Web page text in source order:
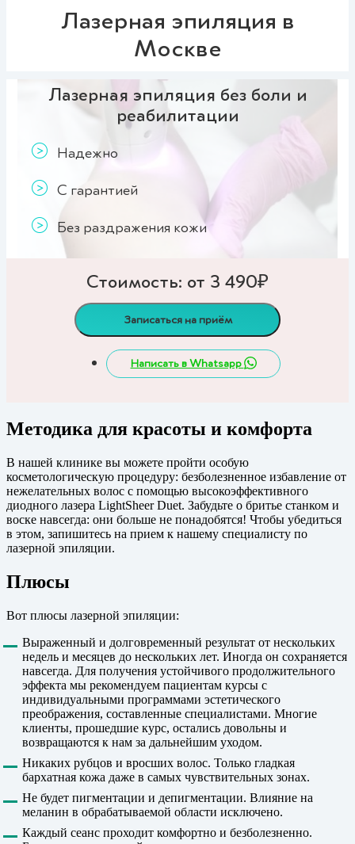
Лазерная эпиляция в
Москве
Лазерная эпиляция без боли и
реабилитации
Надежно
С гарантией
Без раздражения кожи
Стоимость: от 3 490₽
Записаться на приём
Написать в Whatsapp
Методика для красоты и комфорта
В нашей клинике вы можете пройти особую
косметологическую процедуру: безболезненное избавление от
нежелательных волос с помощью высокоэффективного
диодного лазера LightSheer Duet. Забудьте о бритье станком и
воске навсегда: они больше не понадобятся! Чтобы убедиться
в этом, запишитесь на прием к нашему специалисту по
лазерной эпиляции.
Плюсы
Вот плюсы лазерной эпиляции:
Выраженный и долговременный результат от нескольких
недель и месяцев до нескольких лет. Иногда он сохраняется
навсегда. Для получения устойчивого продолжительного
эффекта мы рекомендуем пациентам курсы с
индивидуальными программами эстетического
преображения, составленные специалистами. Многие
клиенты, прошедшие курс, остались довольны и
возвращаются к нам за дальнейшим уходом.
Никаких рубцов и вросших волос. Только гладкая
бархатная кожа даже в самых чувствительных зонах.
Не будет пигментации и депигментации. Влияние на
меланин в обрабатываемой области исключено.
Каждый сеанс проходит комфортно и безболезненно.